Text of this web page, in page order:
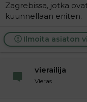
Zagrebissa, jotka
kuunnellaan eniten.
Ilmoita asiaton
vierailija
Vieras